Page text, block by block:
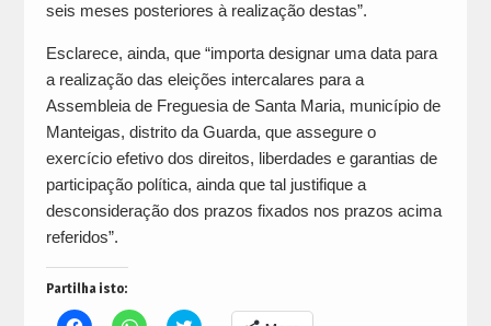
seis meses posteriores à realização destas”.
Esclarece, ainda, que “importa designar uma data para
a realização das eleições intercalares para a
Assembleia de Freguesia de Santa Maria, município de
Manteigas, distrito da Guarda, que assegure o
exercício efetivo dos direitos, liberdades e garantias de
participação política, ainda que tal justifique a
desconsideração dos prazos fixados nos prazos acima
referidos”.
Partilha isto: